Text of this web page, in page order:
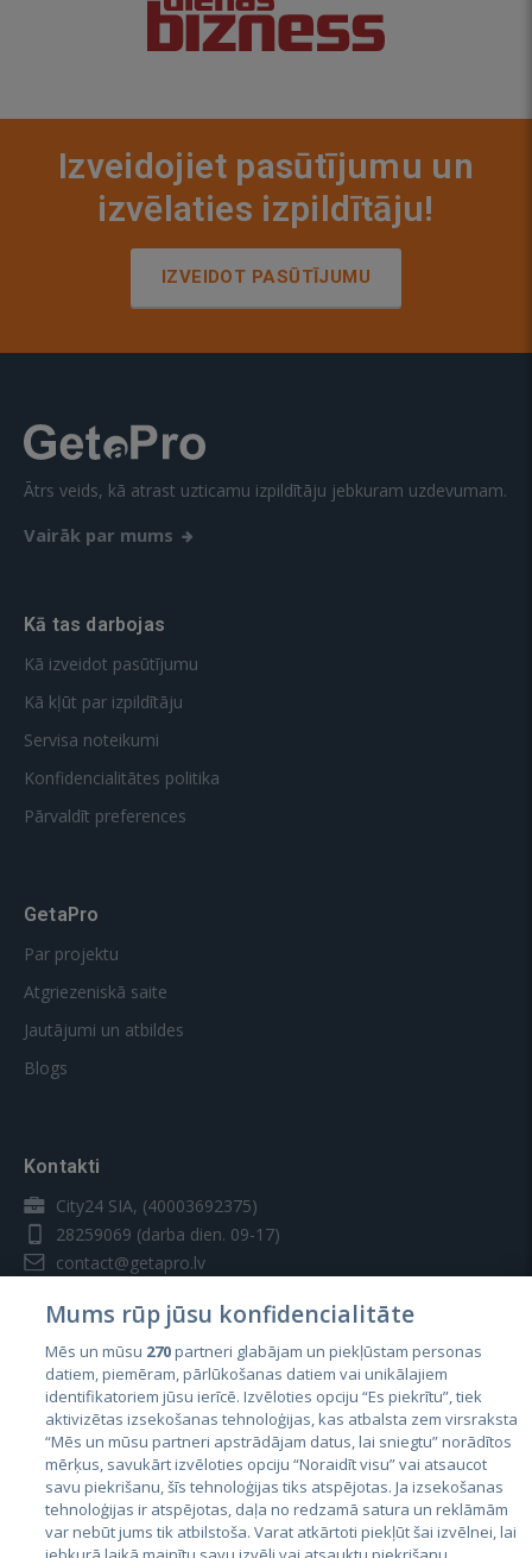
Izveidojiet pasūtījumu un
izvēlaties izpildītāju!
IZVEIDOT PASŪTĪJUMU
Ātrs veids, kā atrast uzticamu izpildītāju jebkuram uzdevumam.
Vairāk par mums
Kā tas darbojas
Kā izveidot pasūtījumu
Kā kļūt par izpildītāju
Servisa noteikumi
Konfidencialitātes politika
Pārvaldīt preferences
GetaPro
Par projektu
Atgriezeniskā saite
Jautājumi un atbildes
Blogs
Kontakti
City24 SIA, (40003692375)
28259069 (darba dien. 09-17)
contact@getapro.lv
Valstis
Igaunija
Latvija
Lietuva
Mums rūp jūsu konfidencialitāte
Mēs un mūsu 270partneri glabājam un piekļūstam personas
datiem, piemēram, pārlūkošanas datiem vai unikālajiem
identifikatoriem jūsu ierīcē. Izvēloties opciju “Es piekrītu”, tiek
aktivizētas izsekošanas tehnoloģijas, kas atbalsta zem virsraksta
“Mēs un mūsu partneri apstrādājam datus, lai sniegtu” norādītos
mērķus, savukārt izvēloties opciju “Noraidīt visu” vai atsaucot
savu piekrišanu, šīs tehnoloģijas tiks atspējotas. Ja izsekošanas
tehnoloģijas ir atspējotas, daļa no redzamā satura un reklāmām
var nebūt jums tik atbilstoša. Varat atkārtoti piekļūt šai izvēlnei, lai